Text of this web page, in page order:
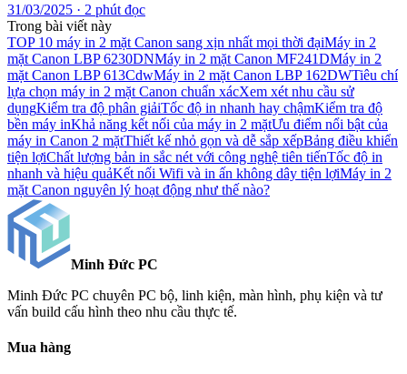
31/03/2025 · 2 phút đọc
Trong bài viết này
TOP 10 máy in 2 mặt Canon sang xịn nhất mọi thời đạiMáy in 2
mặt Canon LBP 6230DNMáy in 2 mặt Canon MF241DMáy in 2
mặt Canon LBP 613CdwMáy in 2 mặt Canon LBP 162DWTiêu chí
lựa chọn máy in 2 mặt Canon chuẩn xácXem xét nhu cầu sử
dụngKiểm tra độ phân giảiTốc độ in nhanh hay chậmKiểm tra độ
bền máy inKhả năng kết nối của máy in 2 mặtƯu điểm nổi bật của
máy in Canon 2 mặtThiết kế nhỏ gọn và dễ sắp xếpBảng điều khiển
tiện lợiChất lượng bản in sắc nét với công nghệ tiên tiếnTốc độ in
nhanh và hiệu quảKết nối Wifi và in ấn không dây tiện lợiMáy in 2
mặt Canon nguyên lý hoạt động như thế nào?
Minh Đức PC
Minh Đức PC chuyên PC bộ, linh kiện, màn hình, phụ kiện và tư
vấn build cấu hình theo nhu cầu thực tế.
Mua hàng